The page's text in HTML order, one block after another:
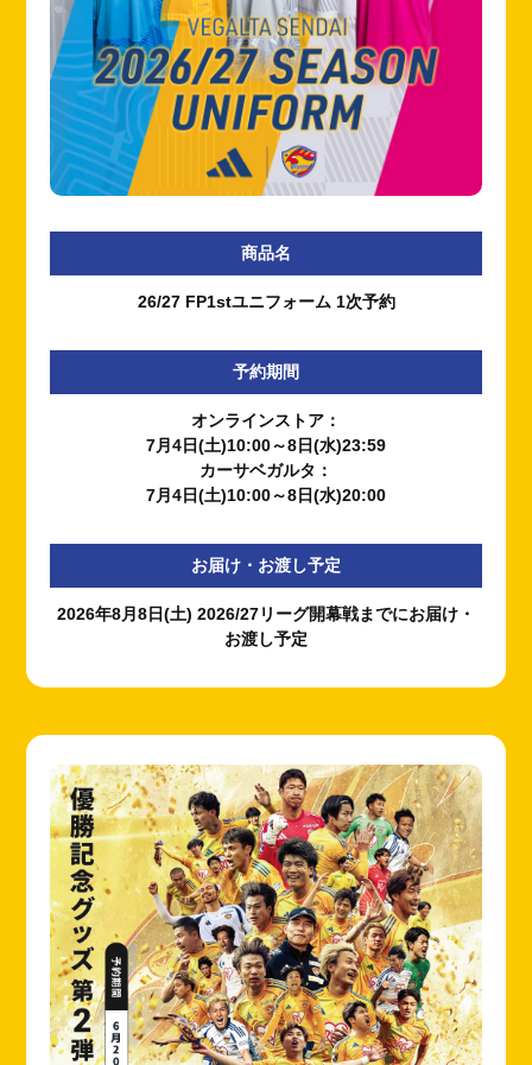
商品名
26/27 FP1stユニフォーム 1次予約
予約期間
オンラインストア：
7月4日(土)10:00～8日(水)23:59
カーサベガルタ：
7月4日(土)10:00～8日(水)20:00
お届け・お渡し予定
2026年8月8日(土) 2026/27リーグ開幕戦までにお届け・
お渡し予定